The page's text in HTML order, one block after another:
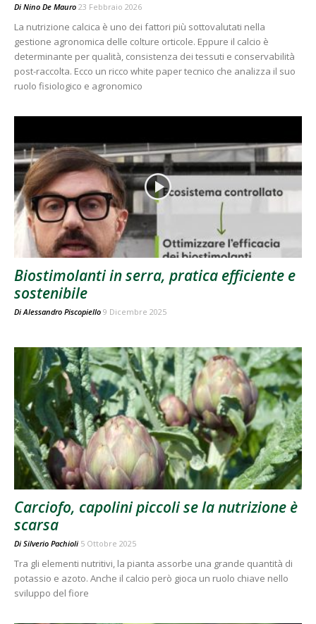
Di Nino De Mauro 23 Febbraio 2026
La nutrizione calcica è uno dei fattori più sottovalutati nella
gestione agronomica delle colture orticole. Eppure il calcio è
determinante per qualità, consistenza dei tessuti e conservabilità
post-raccolta. Ecco un ricco white paper tecnico che analizza il suo
ruolo fisiologico e agronomico
Biostimolanti in serra, pratica efficiente e
sostenibile
DiAlessandro Piscopiello 9 Dicembre 2025
Carciofo, capolini piccoli se la nutrizione è
scarsa
Di Silverio Pachioli 5 Ottobre 2025
Tra gli elementi nutritivi, la pianta assorbe una grande quantità di
potassio e azoto. Anche il calcio però gioca un ruolo chiave nello
sviluppo del fiore